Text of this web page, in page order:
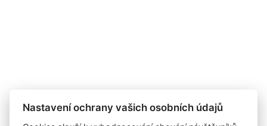
Nastavení ochrany vašich osobních údajů